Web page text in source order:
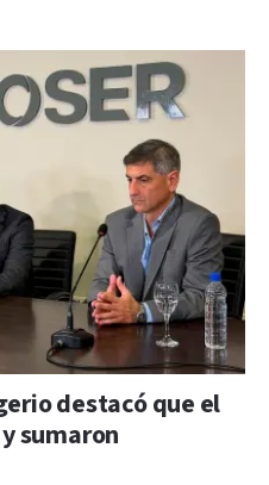
destacó que el
sumaron